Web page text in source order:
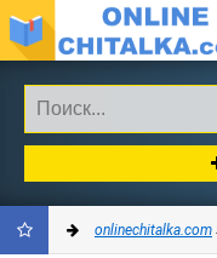
onlinechitalka.com